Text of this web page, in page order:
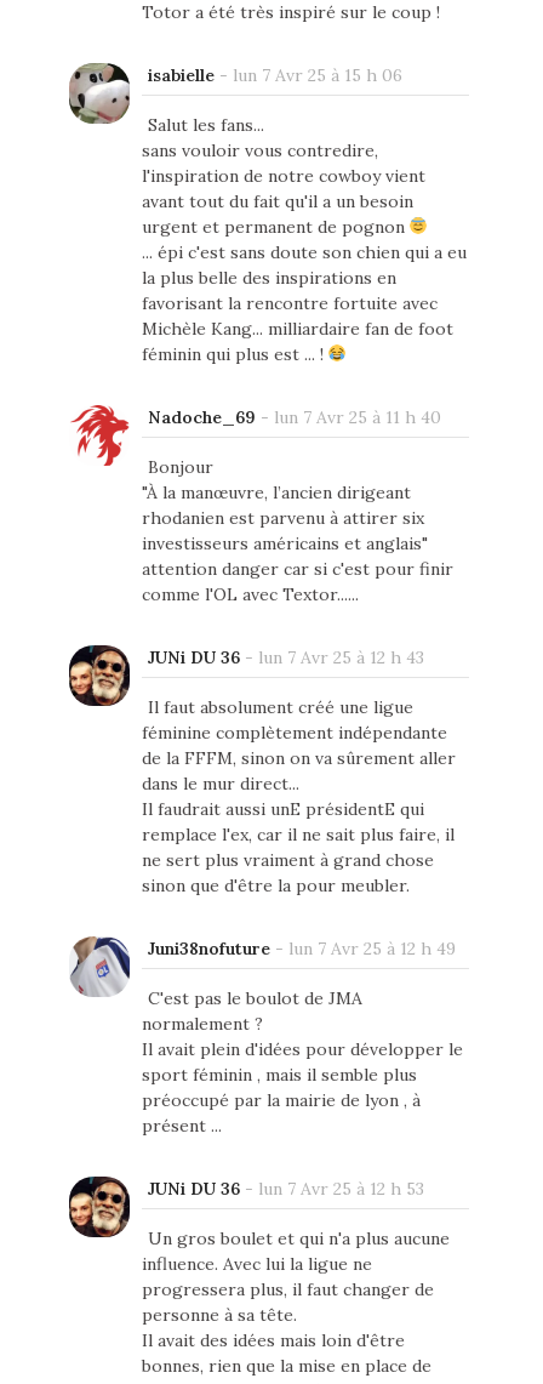
Totor a été très inspiré sur le coup !
isabielle- lun 7 Avr 25 à 15 h 06
Salut les fans...
sans vouloir vous contredire,
l'inspiration de notre cowboy vient
avant tout du fait qu'il a un besoin
urgent et permanent de pognon
... épi c'est sans doute son chien qui a eu
la plus belle des inspirations en
favorisant la rencontre fortuite avec
Michèle Kang... milliardaire fan de foot
féminin qui plus est ... !
Nadoche_69 - lun 7 Avr 25 à 11 h 40
Bonjour
"À la manœuvre, l’ancien dirigeant
rhodanien est parvenu à attirer six
investisseurs américains et anglais"
attention danger car si c'est pour finir
comme l'OL avec Textor......
JUNi DU 36- lun 7 Avr 25 à 12 h 43
Il faut absolument créé une ligue
féminine complètement indépendante
de la FFFM, sinon on va sûrement aller
dans le mur direct...
Il faudrait aussi unE présidentE qui
remplace l'ex, car il ne sait plus faire, il
ne sert plus vraiment à grand chose
sinon que d'être la pour meubler.
Juni38nofuture- lun 7 Avr 25 à 12 h 49
C'est pas le boulot de JMA
normalement ?
Il avait plein d'idées pour développer le
sport féminin , mais il semble plus
préoccupé par la mairie de lyon , à
présent ...
JUNi DU 36- lun 7 Avr 25 à 12 h 53
Un gros boulet et qui n'a plus aucune
influence. Avec lui la ligue ne
progressera plus, il faut changer de
personne à sa tête.
Il avait des idées mais loin d'être
bonnes, rien que la mise en place de